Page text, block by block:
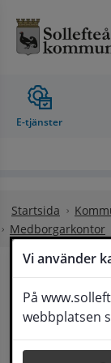
Vi använder
På
webbplatsen
E-tjänster
Startsida
Medborgarkontor
Näsåker